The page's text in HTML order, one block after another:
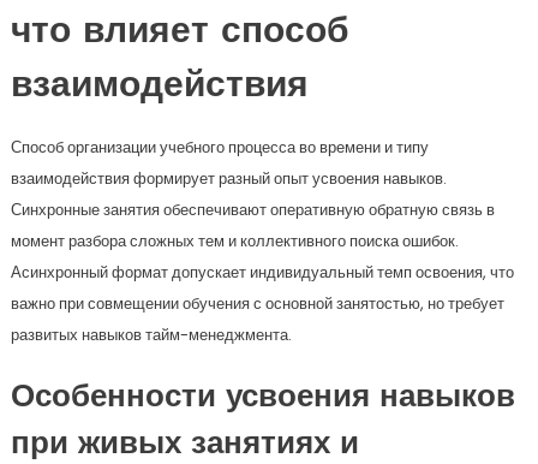
что влияет способ
взаимодействия
Способ организации учебного процесса во времени и типу
взаимодействия формирует разный опыт усвоения навыков.
Синхронные занятия обеспечивают оперативную обратную связь в
момент разбора сложных тем и коллективного поиска ошибок.
Асинхронный формат допускает индивидуальный темп освоения, что
важно при совмещении обучения с основной занятостью, но требует
развитых навыков тайм-менеджмента.
Особенности усвоения навыков
при живых занятиях и